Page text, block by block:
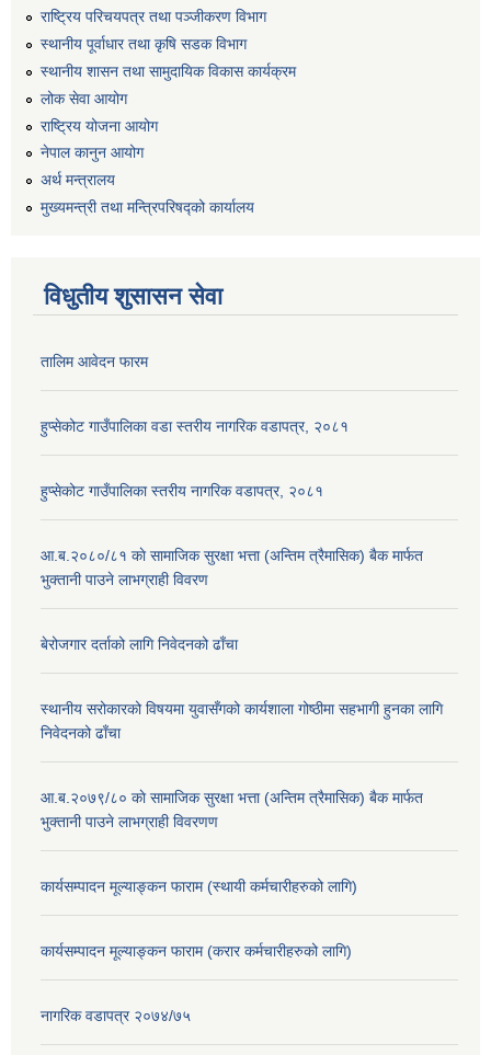
राष्ट्रिय परिचयपत्र तथा पञ्जीकरण विभाग
स्थानीय पूर्वाधार तथा कृषि सडक विभाग
स्थानीय शासन तथा सामुदायिक विकास कार्यक्रम
लोक सेवा आयोग
राष्ट्रिय योजना आयोग
नेपाल कानुन आयोग
अर्थ मन्त्रालय
मुख्यमन्त्री तथा मन्त्रिपरिषद्को कार्यालय
विधुतीय शुसासन सेवा
तालिम आवेदन फारम
हुप्सेकोट गाउँपालिका वडा स्तरीय नागरिक वडापत्र, २०८१
हुप्सेकोट गाउँपालिका स्तरीय नागरिक वडापत्र, २०८१
आ.ब.२०८०/८१ काे सामाजिक सुरक्षा भत्ता (अन्तिम त्रैमासिक) बैक मार्फत
भुक्तानी पाउने लाभग्राही विवरण
बेरोजगार दर्ताको लागि निवेदनको ढाँचा
स्थानीय सरोकारको विषयमा युवासँगको कार्यशाला गोष्ठीमा सहभागी हुनका लागि
निवेदनको ढाँचा
आ.ब.२०७९/८० काे सामाजिक सुरक्षा भत्ता (अन्तिम त्रैमासिक) बैक मार्फत
भुक्तानी पाउने लाभग्राही विवरणण
कार्यसम्पादन मूल्याङ्कन फाराम (स्थायी कर्मचारीहरुको लागि)
कार्यसम्पादन मूल्याङ्कन फाराम (करार कर्मचारीहरुको लागि)
नागरिक वडापत्र २०७४/७५